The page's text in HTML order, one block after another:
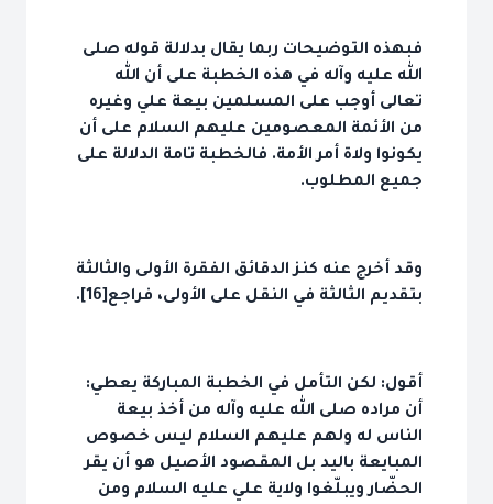
فبهذه التوضيحات ربما يقال بدلالة قوله صلى
الله عليه وآله في هذه الخطبة على أن الله
تعالى أوجب على المسلمين بيعة علي وغيره
من الأئمة المعصومين عليهم السلام على أن
يكونوا ولاة أمر الأمة. فالخطبة تامة الدلالة على
جميع المطلوب.
وقد أخرج عنه كنز الدقائق الفقرة الأولى والثالثة
بتقديم الثالثة في النقل على الأولى، فراجع[16].
أقول: لكن التأمل في الخطبة المباركة يعطي:
أن مراده صلى الله عليه وآله من أخذ بيعة
الناس له ولهم عليهم السلام ليس خصوص
المبايعة باليد بل المقصود الأصيل هو أن يقر
الحضّار ويبلّغوا ولاية علي عليه السلام ومن